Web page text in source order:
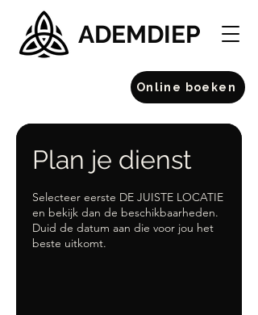
ADEMDIEP
Online boeken
Plan je dienst
Selecteer eerste DE JUISTE LOCATIE
en bekijk dan de beschikbaarheden.
Duid de datum aan die voor jou het
beste uitkomt.